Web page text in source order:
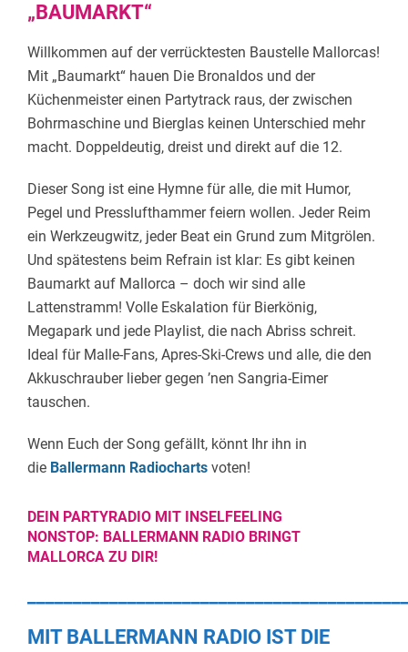
„BAUMARKT“
Willkommen auf der verrücktesten Baustelle Mallorcas!
Mit „Baumarkt“ hauen Die Bronaldos und der
Küchenmeister einen Partytrack raus, der zwischen
Bohrmaschine und Bierglas keinen Unterschied mehr
macht. Doppeldeutig, dreist und direkt auf die 12.
Dieser Song ist eine Hymne für alle, die mit Humor,
Pegel und Presslufthammer feiern wollen. Jeder Reim
ein Werkzeugwitz, jeder Beat ein Grund zum Mitgrölen.
Und spätestens beim Refrain ist klar: Es gibt keinen
Baumarkt auf Mallorca – doch wir sind alle
Lattenstramm! Volle Eskalation für Bierkönig,
Megapark und jede Playlist, die nach Abriss schreit.
Ideal für Malle-Fans, Apres-Ski-Crews und alle, die den
Akkuschrauber lieber gegen ’nen Sangria-Eimer
tauschen.
Wenn Euch der Song gefällt, könnt Ihr ihn in
die Ballermann Radiocharts voten!
DEIN PARTYRADIO MIT INSELFEELING
NONSTOP: BALLERMANN RADIO BRINGT
MALLORCA ZU DIR!
MIT BALLERMANN RADIO IST DIE